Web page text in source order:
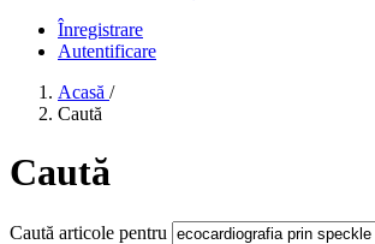
Înregistrare
Autentificare
Acasă /
Caută
Caută
Caută articole pentru